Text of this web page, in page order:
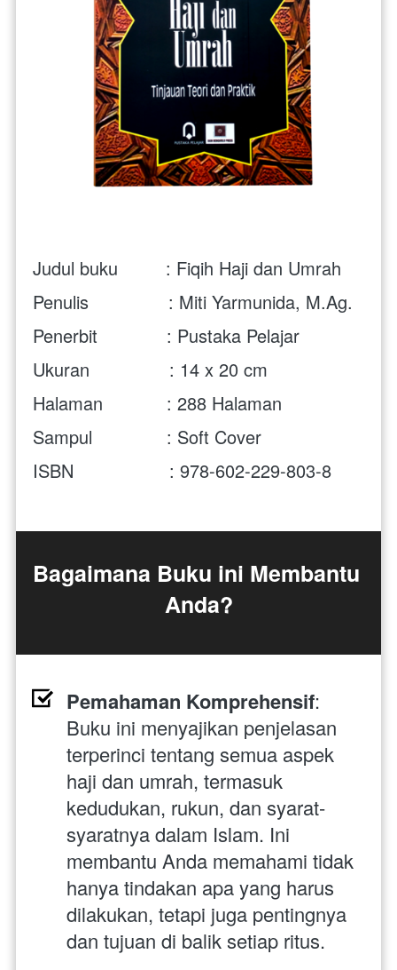
Judul buku         : Fiqih Haji dan Umrah
Penulis               : Miti Yarmunida, M.Ag.
Penerbit             : Pustaka Pelajar
Ukuran               : 14 x 20 cm
Halaman            : 288 Halaman
Sampul              : Soft Cover
ISBN                  : 978-602-229-803-8
Bagaimana Buku ini Membantu
Anda?
Pemahaman Komprehensif:
Buku ini menyajikan penjelasan
terperinci tentang semua aspek
haji dan umrah, termasuk
kedudukan, rukun, dan syarat-
syaratnya dalam Islam. Ini
membantu Anda memahami tidak
hanya tindakan apa yang harus
dilakukan, tetapi juga pentingnya
dan tujuan di balik setiap ritus.